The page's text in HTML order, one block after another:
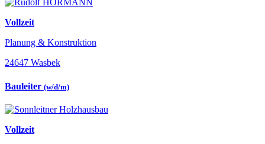
Vollzeit
Planung & Konstruktion
24647 Wasbek
Bauleiter (w/d/m)
Vollzeit